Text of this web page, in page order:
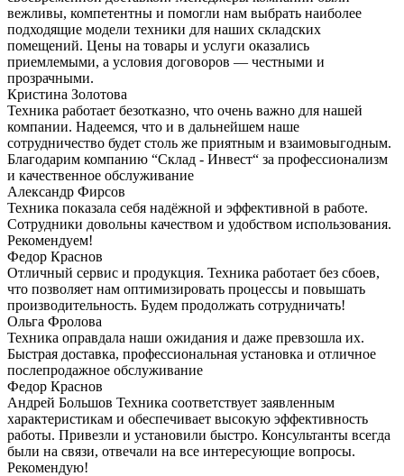
вежливы, компетентны и помогли нам выбрать наиболее
подходящие модели техники для наших складских
помещений. Цены на товары и услуги оказались
приемлемыми, а условия договоров — честными и
прозрачными.
Кристина Золотова
Техника работает безотказно, что очень важно для нашей
компании. Надеемся, что и в дальнейшем наше
сотрудничество будет столь же приятным и взаимовыгодным.
Благодарим компанию “Склад - Инвест“ за профессионализм
и качественное обслуживание
Александр Фирсов
Техника показала себя надёжной и эффективной в работе.
Сотрудники довольны качеством и удобством использования.
Рекомендуем!
Федор Краснов
Отличный сервис и продукция. Техника работает без сбоев,
что позволяет нам оптимизировать процессы и повышать
производительность. Будем продолжать сотрудничать!
Ольга Фролова
Техника оправдала наши ожидания и даже превзошла их.
Быстрая доставка, профессиональная установка и отличное
послепродажное обслуживание
Федор Краснов
Андрей Большов Техника соответствует заявленным
характеристикам и обеспечивает высокую эффективность
работы. Привезли и установили быстро. Консультанты всегда
были на связи, отвечали на все интересующие вопросы.
Рекомендую!